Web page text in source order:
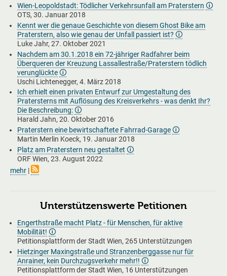
Wien-Leopoldstadt: Tödlicher Verkehrsunfall am Praterstern 🛈
OTS, 30. Januar 2018
Kennt wer die genaue Geschichte von diesem Ghost Bike am
Praterstern, also wie genau der Unfall passiert ist? 🛈
Luke Jahr, 27. Oktober 2021
Nachdem am 30.1.2018 ein 72-jähriger Radfahrer beim
Überqueren der Kreuzung Lassallestraße/Praterstern tödlich
verunglückte🛈
Uschi Lichtenegger, 4. März 2018
Ich erhielt einen privaten Entwurf zur Umgestaltung des
Pratersterns mit Auflösung des Kreisverkehrs - was denkt Ihr?
Die Beschreibung:🛈
Harald Jahn, 20. Oktober 2016
Praterstern eine bewirtschaftete Fahrrad-Garage🛈
Martin Merlin Koeck, 19. Januar 2018
Platz am Praterstern neu gestaltet 🛈
ORF Wien, 23. August 2022
mehr |
Unterstützenswerte Petitionen
Engerthstraße macht Platz - für Menschen, für aktive
Mobilität! 🛈
Petitionsplattform der Stadt Wien, 265 Unterstützungen
Hietzinger Maxingstraße und Stranzenberggasse nur für
Anrainer, kein Durchzugsverkehr mehr!! 🛈
Petitionsplattform der Stadt Wien, 16 Unterstützungen